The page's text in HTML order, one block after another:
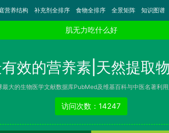
营养结构 补充剂全排序 食物全排序 全景矩阵 知识图谱
肌无力吃什么好
效的营养素|天然提取
最大的生物医学文献数据库PubMed及维基百科与中医名著利
访问次数：14247